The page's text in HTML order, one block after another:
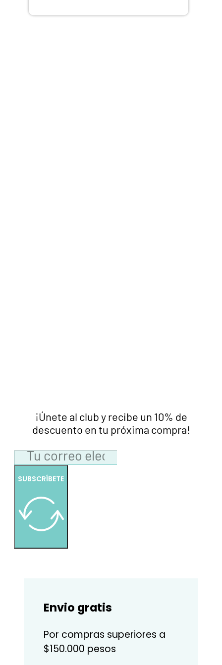
¡Únete al club y recibe un 10% de
descuento en tu próxima compra!
SUBSCRÍBETE
Envio gratis
Por compras superiores a
$150.000 pesos